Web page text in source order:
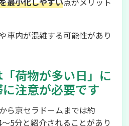
車内が混雑する可能性があり
荷物が多い日」に
注意が必要です
ら京セラドームまでは約
5分と紹介されることがあり